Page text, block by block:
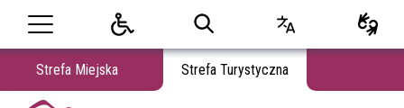
Strefa Miejska Strefa Turystyczna